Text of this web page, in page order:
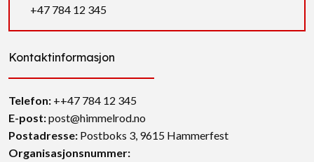
+47 784 12 345
Kontaktinformasjon
Telefon: ++47 784 12 345
E-post:post@himmelrod.no
Postadresse: Postboks 3, 9615 Hammerfest
Organisasjonsnummer: